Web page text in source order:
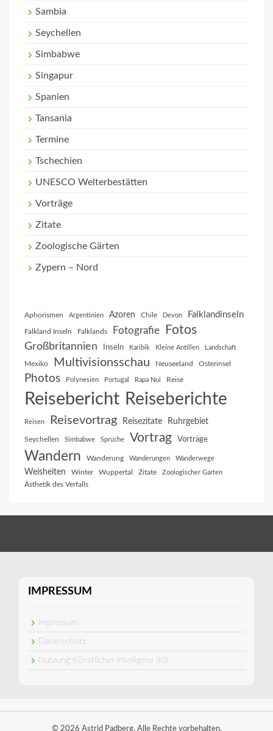
Sambia
Seychellen
Simbabwe
Singapur
Spanien
Tansania
Termine
Tschechien
UNESCO Welterbestätten
Vorträge
Zitate
Zoologische Gärten
Zypern – Nord
Aphorismen Argentinien Azoren Chile Devon Falklandinseln
Falkland Inseln Falklands Fotografie Fotos
Großbritannien Inseln Karibik Kleine Antillen Landschaft
Mexiko Multivisionsschau Neuseeland Osterinsel
Photos Polynesien Portugal Rapa Nui Reise
Reisebericht Reiseberichte
Reisen Reisevortrag Reisezitate Ruhrgebiet
Seychellen Simbabwe Sprüche Vortrag Vorträge
Wandern Wanderung Wanderungen Wanderwege
Weisheiten Winter Wuppertal Zitate Zoologischer Garten
Ästhetik des Verfalls
IMPRESSUM
Impressum
Datenschutz
Nutzung Künstlicher Intelligenz (KI)
© 2026 Astrid Padberg. Alle Rechte vorbehalten.